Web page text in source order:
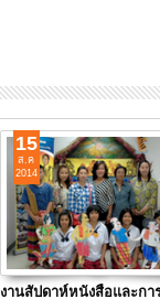
งานสัปดาห์หนังสือและกา
15
ส.ค
2014